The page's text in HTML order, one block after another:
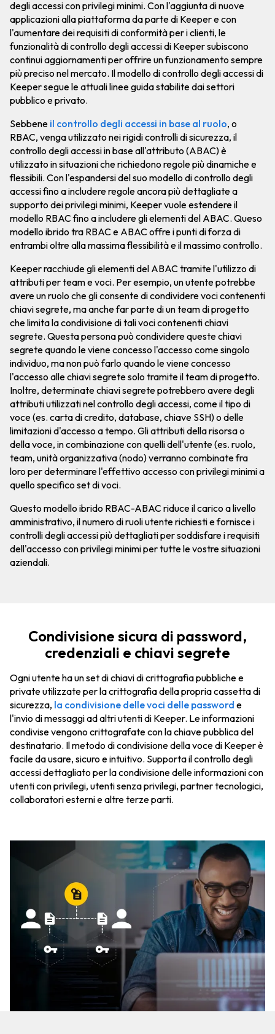
degli accessi con privilegi minimi. Con l'aggiunta di nuove
applicazioni alla piattaforma da parte di Keeper e con
l'aumentare dei requisiti di conformità per i clienti, le
funzionalità di controllo degli accessi di Keeper subiscono
continui aggiornamenti per offrire un funzionamento sempre
più preciso nel mercato. Il modello di controllo degli accessi di
Keeper segue le attuali linee guida stabilite dai settori
pubblico e privato.
Sebbene il controllo degli accessi in base al ruolo, o
RBAC, venga utilizzato nei rigidi controlli di sicurezza, il
controllo degli accessi in base all'attributo (ABAC) è
utilizzato in situazioni che richiedono regole più dinamiche e
flessibili. Con l'espandersi del suo modello di controllo degli
accessi fino a includere regole ancora più dettagliate a
supporto dei privilegi minimi, Keeper vuole estendere il
modello RBAC fino a includere gli elementi del ABAC. Queso
modello ibrido tra RBAC e ABAC offre i punti di forza di
entrambi oltre alla massima flessibilità e il massimo controllo.
Keeper racchiude gli elementi del ABAC tramite l'utilizzo di
attributi per team e voci. Per esempio, un utente potrebbe
avere un ruolo che gli consente di condividere voci contenenti
chiavi segrete, ma anche far parte di un team di progetto
che limita la condivisione di tali voci contenenti chiavi
segrete. Questa persona può condividere queste chiavi
segrete quando le viene concesso l'accesso come singolo
individuo, ma non può farlo quando le viene concesso
l'accesso alle chiavi segrete solo tramite il team di progetto.
Inoltre, determinate chiavi segrete potrebbero avere degli
attributi utilizzati nel controllo degli accessi, come il tipo di
voce (es. carta di credito, database, chiave SSH) o delle
limitazioni d'accesso a tempo. Gli attributi della risorsa o
della voce, in combinazione con quelli dell'utente (es. ruolo,
team, unità organizzativa (nodo) verranno combinate fra
loro per determinare l'effettivo accesso con privilegi minimi a
quello specifico set di voci.
Questo modello ibrido RBAC-ABAC riduce il carico a livello
amministrativo, il numero di ruoli utente richiesti e fornisce i
controlli degli accessi più dettagliati per soddisfare i requisiti
dell'accesso con privilegi minimi per tutte le vostre situazioni
aziendali.
Condivisione sicura di password,
credenziali e chiavi segrete
Ogni utente ha un set di chiavi di crittografia pubbliche e
private utilizzate per la crittografia della propria cassetta di
sicurezza, la condivisione delle voci delle password e
l'invio di messaggi ad altri utenti di Keeper. Le informazioni
condivise vengono crittografate con la chiave pubblica del
destinatario. Il metodo di condivisione della voce di Keeper è
facile da usare, sicuro e intuitivo. Supporta il controllo degli
accessi dettagliato per la condivisione delle informazioni con
utenti con privilegi, utenti senza privilegi, partner tecnologici,
collaboratori esterni e altre terze parti.